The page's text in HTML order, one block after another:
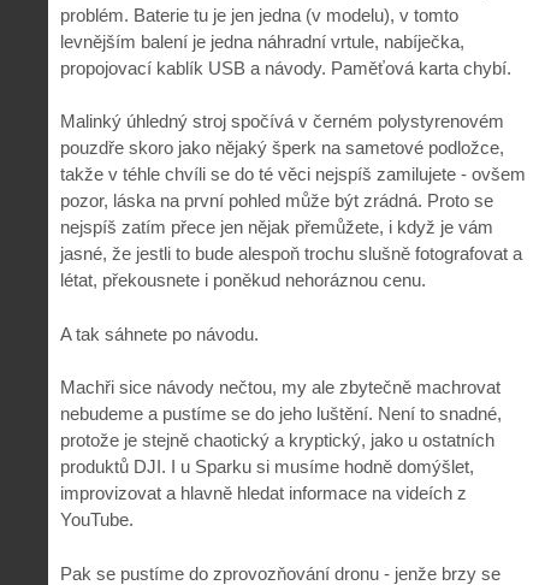
problém. Baterie tu je jen jedna (v modelu), v tomto
levnějším balení je jedna náhradní vrtule, nabíječka,
propojovací kablík USB a návody. Paměťová karta chybí.
Malinký úhledný stroj spočívá v černém polystyrenovém
pouzdře skoro jako nějaký šperk na sametové podložce,
takže v téhle chvíli se do té věci nejspíš zamilujete - ovšem
pozor, láska na první pohled může být zrádná. Proto se
nejspíš zatím přece jen nějak přemůžete, i když je vám
jasné, že jestli to bude alespoň trochu slušně fotografovat a
létat, překousnete i poněkud nehoráznou cenu.
A tak sáhnete po návodu.
Machři sice návody nečtou, my ale zbytečně machrovat
nebudeme a pustíme se do jeho luštění. Není to snadné,
protože je stejně chaotický a kryptický, jako u ostatních
produktů DJI. I u Sparku si musíme hodně domýšlet,
improvizovat a hlavně hledat informace na videích z
YouTube.
Pak se pustíme do zprovozňování dronu - jenže brzy se